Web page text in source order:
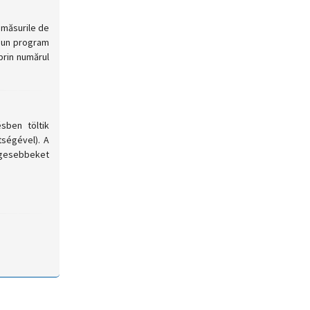
de
program
numărul
töltik
A